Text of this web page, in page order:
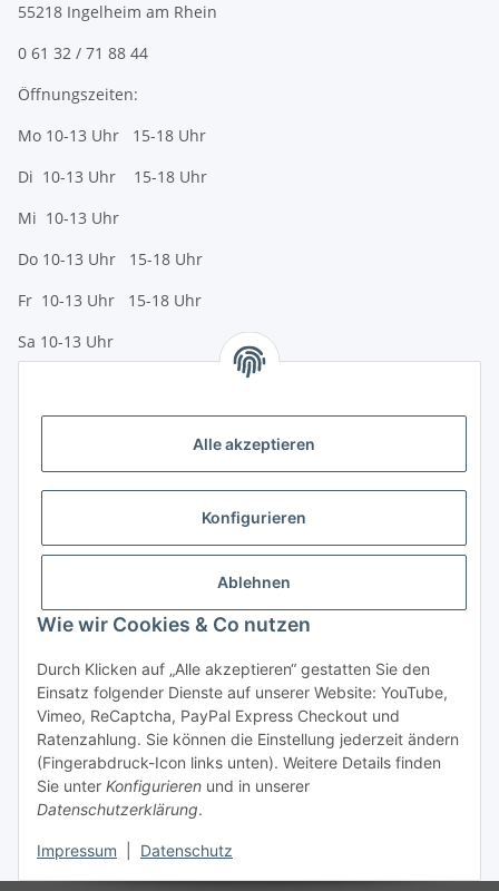
Alle akzeptieren
Konfigurieren
Ablehnen
Wie wir Cookies & Co nutzen
Durch Klicken auf „Alle akzeptieren“ gestatten Sie den
Einsatz folgender Dienste auf unserer Website: YouTube,
Vimeo, ReCaptcha, PayPal Express Checkout und
Ratenzahlung. Sie können die Einstellung jederzeit ändern
(Fingerabdruck-Icon links unten). Weitere Details finden
Sie unter Konfigurieren und in unserer
Datenschutzerklärung.
Impressum Datenschutz
55218 Ingelheim am Rhein
0 61 32 / 71 88 44
Öffnungszeiten:
Mo 10-13 Uhr 15-18 Uhr
Di 10-13 Uhr 15-18 Uhr
Mi 10-13 Uhr
Do 10-13 Uhr 15-18 Uhr
Fr 10-13 Uhr 15-18 Uhr
Sa 10-13 Uhr
Vorkasse (per Bank-Überweisung)
Sofortüberweisung
Rechnungskauf
Gesetzliche Informationen
Informationen
Vertrag widerrufen
* Alle Preise inkl. gesetzlicher USt., zzgl.